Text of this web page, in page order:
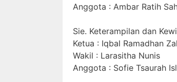
Anggota : Ambar Ratih
Sie. Keterampilan dan
Ketua : Iqbal Ramadhan
Wakil : Larasitha Nunis
Anggota : Sofie Tsaurah